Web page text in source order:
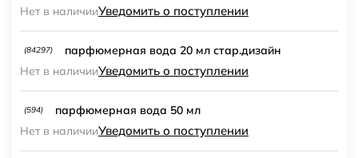
Нет в наличииУведомить о поступлении
(84297)
парфюмерная вода 20 мл стар.дизайн
Нет в наличииУведомить о поступлении
(594)
парфюмерная вода 50 мл
Нет в наличииУведомить о поступлении